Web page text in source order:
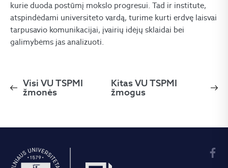
kurie duoda postūmį mokslo progresui. Tad ir institute,
atspindėdami universiteto vardą, turime kurti erdvę laisvai
tarpusavio komunikacijai, įvairių idėjų sklaidai bei
galimybėms jas analizuoti.
Visi VU TSPMI
žmonės
Kitas VU TSPMI
žmogus